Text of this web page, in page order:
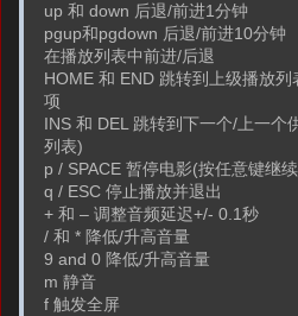
up 和 down 后退/前进1分钟
pgup和pgdown 后退/前进10分钟
在播放列表中前进/后退
HOME 和 END 跳转到上级播放
项
INS 和 DEL 跳转到下一个/上一个
列表)
p / SPACE 暂停电影(按任意键继
q / ESC 停止播放并退出
+ 和 – 调整音频延迟+/- 0.1秒
/ 和 * 降低/升高音量
9 and 0 降低/升高音量
m 静音
f 触发全屏